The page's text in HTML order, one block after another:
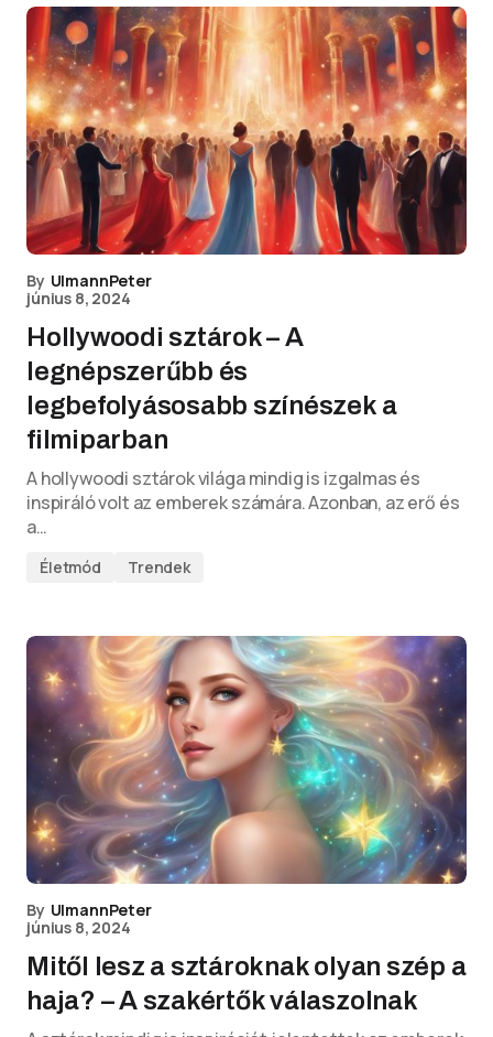
By UlmannPeter
június 8, 2024
Hollywoodi sztárok – A
legnépszerűbb és
legbefolyásosabb színészek a
filmiparban
A hollywoodi sztárok világa mindig is izgalmas és
inspiráló volt az emberek számára. Azonban, az erő és
a…
Életmód Trendek
By UlmannPeter
június 8, 2024
Mitől lesz a sztároknak olyan szép a
haja? – A szakértők válaszolnak